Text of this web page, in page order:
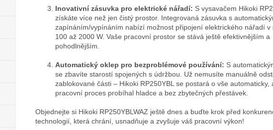
Inovativní zásuvka pro elektrické nářadí: S vysavačem Hikoki
získáte více než jen čistý prostor. Integrovaná zásuvka s
zapínáním/vypínáním nabízí možnost připojení elektrického nářadí v
100 až 2000 W. Vaše pracovní prostor se stává ještě efektivnějším a
pohodlnějším.
Automatický oklep pro bezproblémové používání: S
se zbavíte starostí spojených s údržbou. Už nemusíte manuálně
zablokované části – Hikoki RP250YBL se postará o vše automaticky,
pracovní proces probíhal hladce a bez zbytečných přestávek.
Objednejte si Hikoki RP250YBLWAZ ještě dnes a buďte krok před
technologií, která chrání, usnadňuje a zvyšuje váš pracovní výkon!